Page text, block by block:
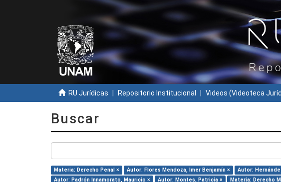
RU Jurídicas Repositorio Institucional Videos (Videoteca
Buscar
Materia: Derecho Penal × Autor: Flores Mendoza, Imer Benjamín × Autor:
Autor: Padrón Innamorato, Mauricio ×
Autor: Montes, Patricia × Materia: Derecho